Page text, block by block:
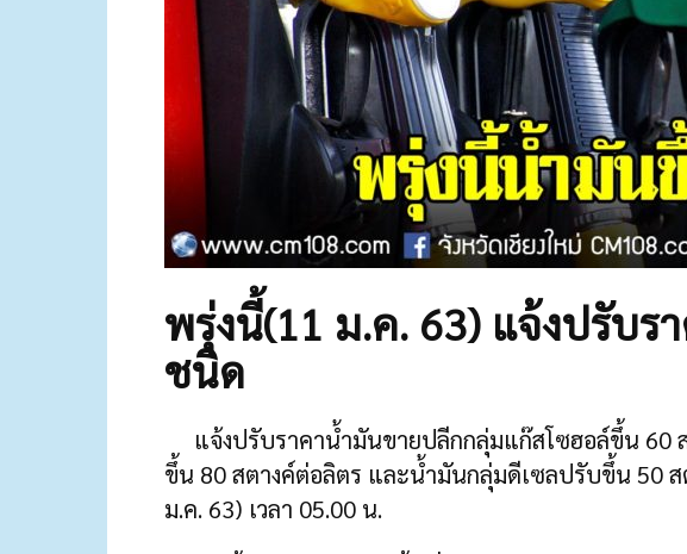
พรุ่งนี้(11 ม.ค. 63) แจ้งปรับ
ชนิด
แจ้งปรับราคาน้ำมันขายปลีกกลุ่มแก๊สโซฮอล์ขึ้น 60
ขึ้น 80 สตางค์ต่อลิตร และน้ำมันกลุ่มดีเซลปรับขึ้น 50
ม.ค. 63) เวลา 05.00 น.